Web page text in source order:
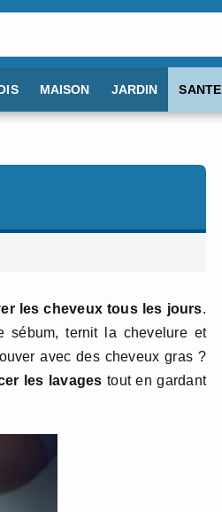
MAISON JARDIN SANTE
les cheveux tous les jours.
sébum, ternit la chevelure et
avec des cheveux gras ?
les lavages tout en gardant